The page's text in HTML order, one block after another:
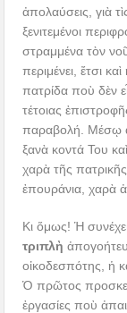
ἀπολαύσεις, γιὰ
ξενιτεμένοι
στραμμένα τὸν
περιμένει, ἔτσι
πατρίδα ποὺ δὲν
τέτοιας
παραβολή. Μέσῳ
ξανὰ κοντά Του
χαρὰ τῆς
ἐπουράνια, χαρὰ
Κι ὅμως! Ἡ
τριπλὴ
οἰκοδεσπότης, ἡ
Ὁ πρῶτος
ἐργασίες ποὺ